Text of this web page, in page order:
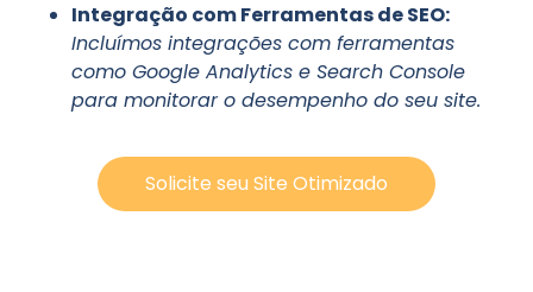
Integração com Ferramentas de SEO:
Incluímos integrações com ferramentas
como Google Analytics e Search Console
para monitorar o desempenho do seu site.
Solicite seu Site Otimizado